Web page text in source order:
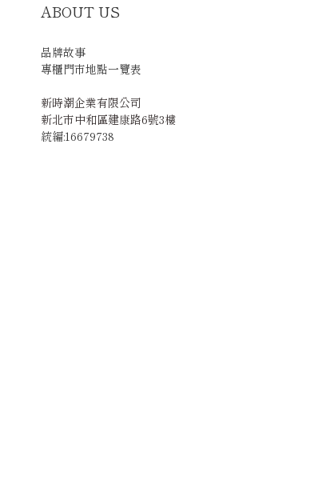
ABOUT US
品牌故事
專櫃門市地點一覽表
新時潮企業有限公司
新北市中和區建康路6號3樓
統編:16679738